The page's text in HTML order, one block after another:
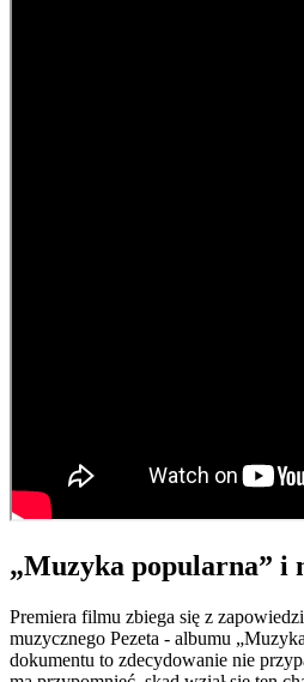
„Muzyka popularna” i
Premiera filmu zbiega się z
muzycznego Pezeta - albumu
dokumentu to zdecydowanie nie